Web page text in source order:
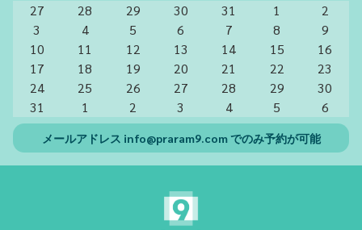
27
28 29 30 31 1
2
3
4 5 6 7 8
9
10
11 12 13 14 15
16
17
18 19 20 21 22
23
24
25 26 27 28 29
30
31
1 2 3 4 5 6
メールアドレス info@praram9.comでのみ予約が可能